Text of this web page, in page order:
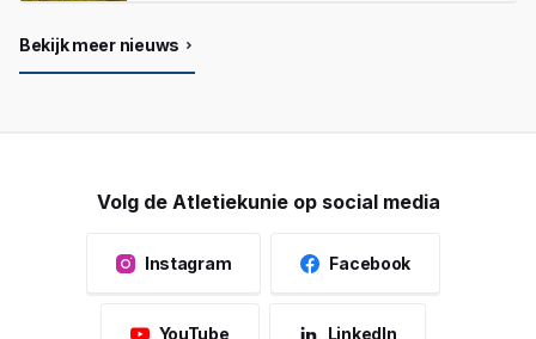
Bekijk meer nieuws
Volg de Atletiekunie op social media
Instagram Facebook
YouTube LinkedIn